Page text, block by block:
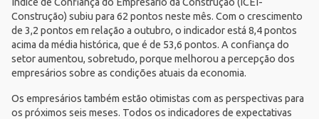
Construção) subiu para 62 pontos neste mês. Com o crescimento
de 3,2 pontos em relação a outubro, o indicador está 8,4 pontos
acima da média histórica, que é de 53,6 pontos. A confiança do
setor aumentou, sobretudo, porque melhorou a percepção dos
empresários sobre as condições atuais da economia.
Os empresários também estão otimistas com as perspectivas para
os próximos seis meses. Todos os indicadores de expectativas